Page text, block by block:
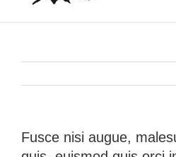
Fusce nisi augue,